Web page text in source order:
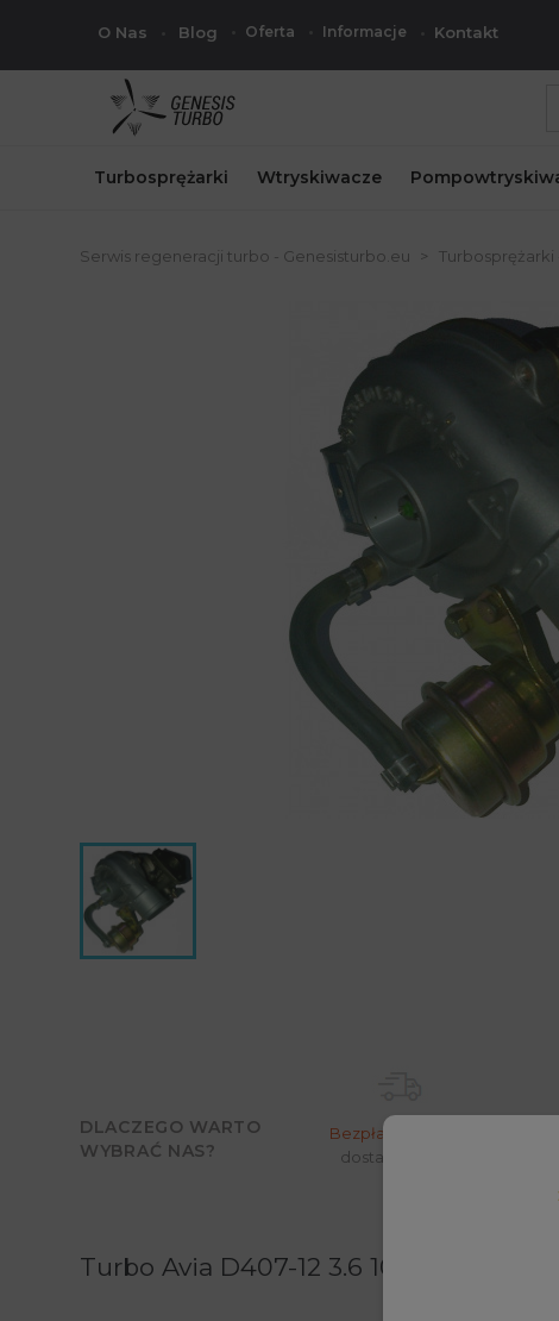
O Nas Blog Oferta Informacje Kontakt
Turbosprężarki Wtryskiwacze
Serwis regeneracji turbo - Genesisturbo.eu
DLACZEGO WARTO
WYBRAĆ NAS?
Bezpłatny
dostawa w 24h*
Turbo Avia D407-12 3.6 102 KM